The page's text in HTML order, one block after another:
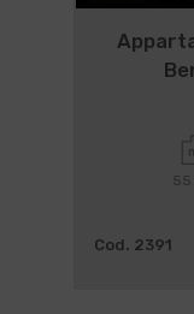
55
Cod. 2391